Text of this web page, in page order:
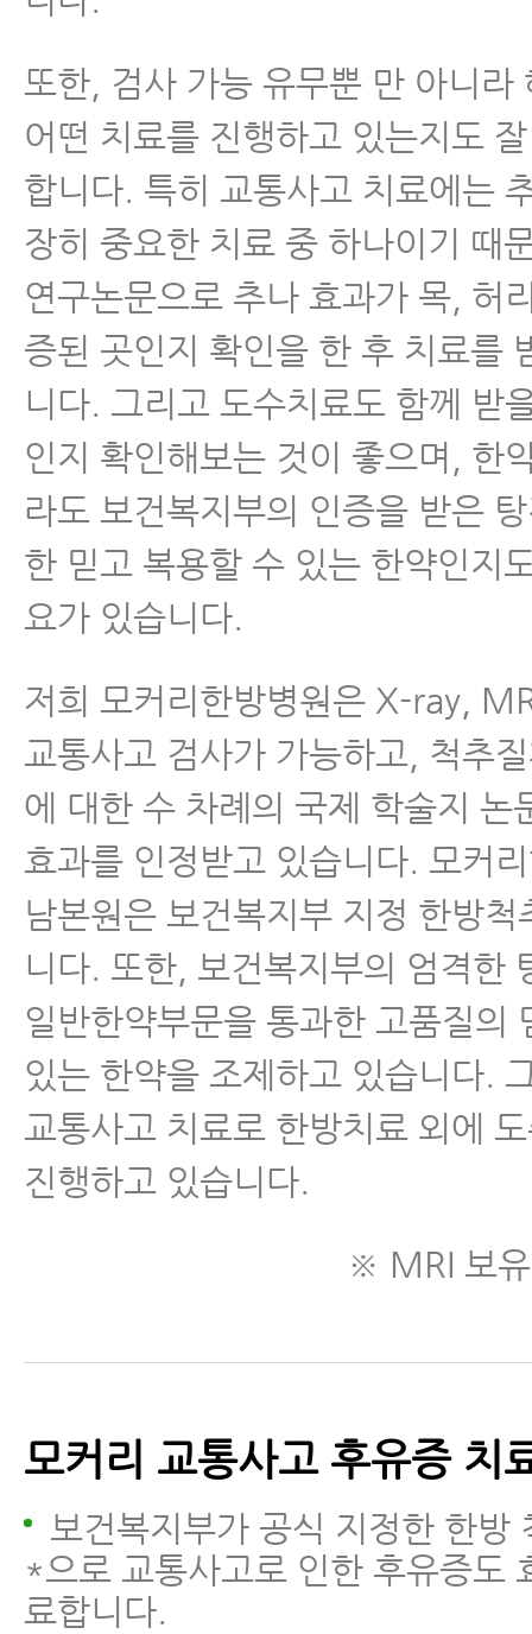
또한, 검사 가능 유무뿐 만 아니라
어떤 치료를 진행하고 있는지도
합니다. 특히 교통사고 치료에는
장히 중요한 치료 중 하나이기 때
연구논문으로 추나 효과가 목, 허
증된 곳인지 확인을 한 후 치료를
니다. 그리고 도수치료도 함께 받
인지 확인해보는 것이 좋으며, 한
라도 보건복지부의 인증을 받은
한 믿고 복용할 수 있는 한약인지
요가 있습니다.
저희 모커리한방병원은 X-ray,
교통사고 검사가 가능하고, 척추
에 대한 수 차례의 국제 학술지 논
효과를 인정받고 있습니다. 모커
남본원은 보건복지부 지정 한방척
니다. 또한, 보건복지부의 엄격한
일반한약부문을 통과한 고품질의
있는 한약을 조제하고 있습니다.
교통사고 치료로 한방치료 외에
진행하고 있습니다.
※ MRI 보
모커리 교통사고 후유증 치
보건복지부가 공식 지정한 한방
*으로 교통사고로 인한 후유증도
료합니다.